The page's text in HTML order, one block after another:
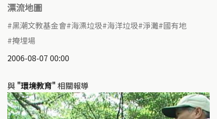
漂流地圖
黑潮文教基金會 海漂垃圾 海洋垃圾 淨灘 國有地
掩埋場
2006-08-07 00:00
與 "環境教育" 相關報導